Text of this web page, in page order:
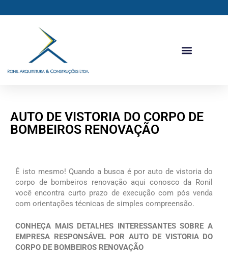
para
AUTO DE VISTORIA DO CORPO DE
BOMBEIROS RENOVAÇÃO
É isto mesmo! Quando a busca é por auto de vistoria do
corpo de bombeiros renovação aqui conosco da Ronil
você encontra curto prazo de execução com pós venda
com orientações técnicas de simples compreensão.
CONHEÇA MAIS DETALHES INTERESSANTES SOBRE A
EMPRESA RESPONSÁVEL POR AUTO DE VISTORIA DO
CORPO DE BOMBEIROS RENOVAÇÃO